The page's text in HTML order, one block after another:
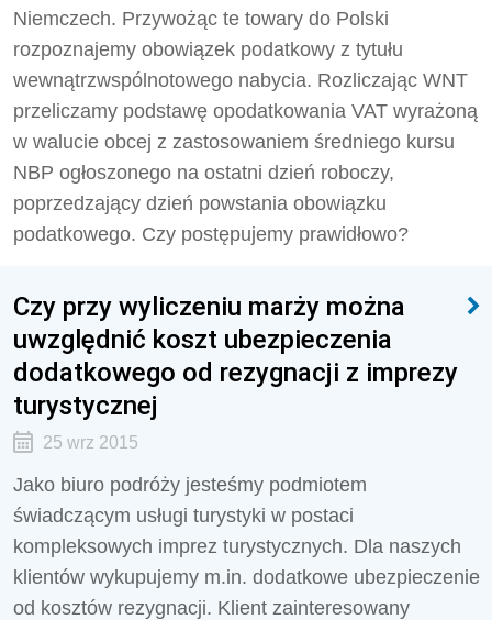
Niemczech. Przywożąc te towary do Polski
rozpozna­jemy obowiązek podatkowy z tytułu
wewnątrzwspólnotowego nabycia. Rozliczając WNT
przeliczamy podstawę opodatkowania VAT wyrażoną
w walucie obcej z zastosowaniem średniego kursu
NBP ogło­szonego na ostatni dzień roboczy,
poprzedzający dzień powstania obowiązku
podatkowego. Czy po­stępujemy prawidłowo?
Czy przy wyliczeniu marży można
uwzględnić koszt ubezpieczenia
dodatkowego od rezygnacji z imprezy
turystycznej
25 wrz 2015
Jako biuro podróży jesteśmy podmiotem
świadczącym usługi turystyki w postaci
kompleksowych im­prez turystycznych. Dla naszych
klientów wykupujemy m.in. dodatkowe ubezpieczenie
od kosztów rezygnacji. Klient zainteresowany